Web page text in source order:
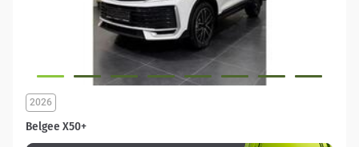
Belgee X50+
2026